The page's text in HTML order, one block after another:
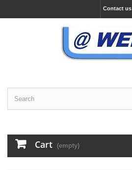
Contact us
Cart (empty)